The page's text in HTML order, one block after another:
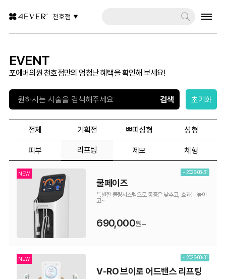
천호점
EVENT
포에버의원 천호점만의 엄청난 혜택을 확인해 보세요!
초기화
전체 기획전 쁘띠성형 성형
피부 리프팅 제모 체형
NEW
쿨페이즈
특별한 쿨링시스템으로 통증은 낮추고, 효과는 높이
고~
~ 2026-08-31
690,000원~
NEW
V-RO 브이로 어드밴스 리프팅
~ 2026-08-31